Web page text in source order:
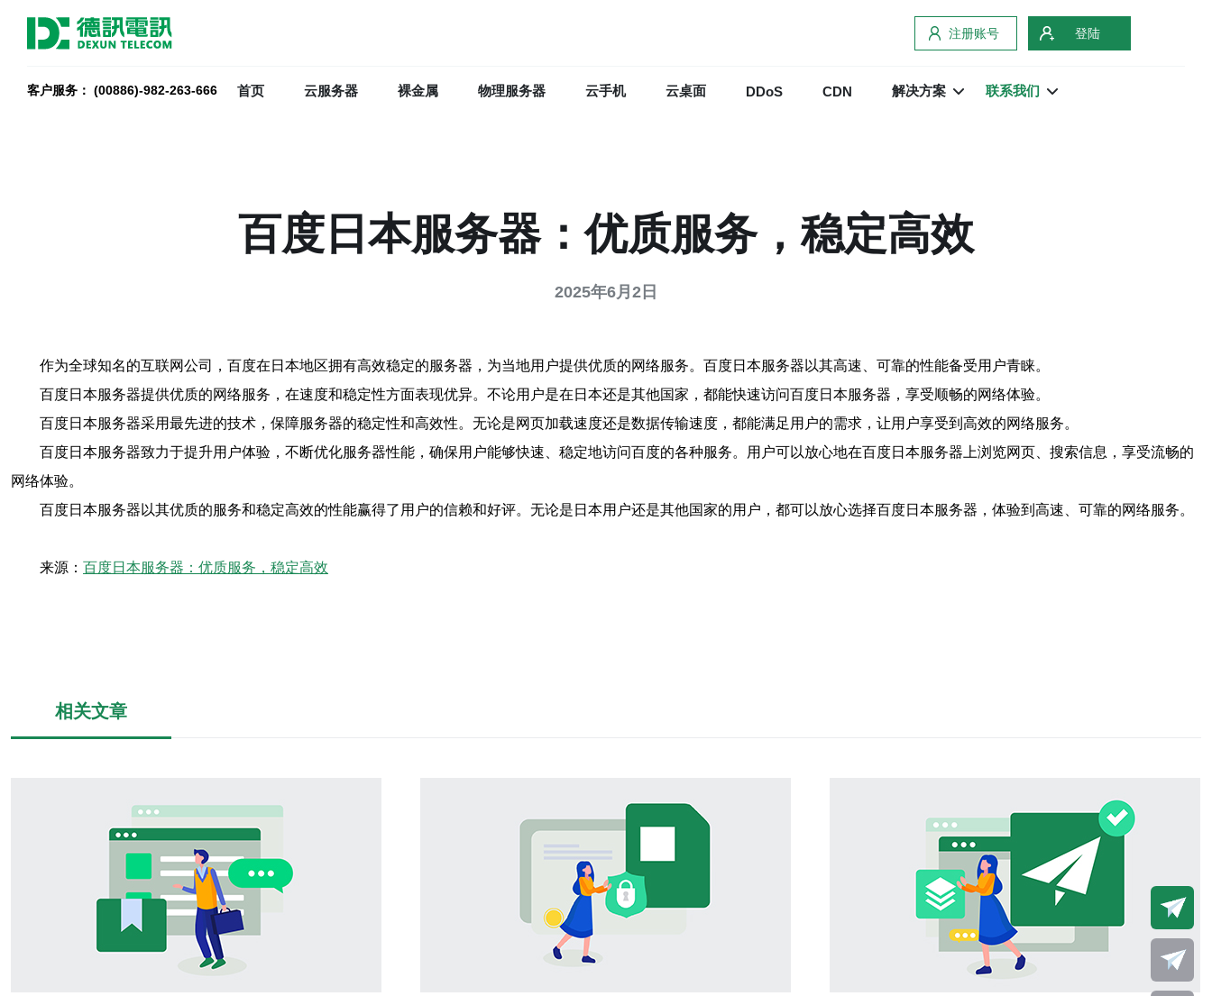
注册账号 登陆
客户服务： (00886)-982-263-666 首页 云服务器 裸金属 物理服务器 云手机 云桌面 DDoS CDN 解决方案 联系我们
百度日本服务器：优质服务，稳定高效
2025年6月2日
作为全球知名的互联网公司，百度在日本地区拥有高效稳定的服务器，为当地用户提供优质的网络服务。百度日本服务器以其高速、可靠的性能备受用户青睐。
百度日本服务器提供优质的网络服务，在速度和稳定性方面表现优异。不论用户是在日本还是其他国家，都能快速访问百度日本服务器，享受顺畅的网络体验。
百度日本服务器采用最先进的技术，保障服务器的稳定性和高效性。无论是网页加载速度还是数据传输速度，都能满足用户的需求，让用户享受到高效的网络服务。
百度日本服务器致力于提升用户体验，不断优化服务器性能，确保用户能够快速、稳定地访问百度的各种服务。用户可以放心地在百度日本服务器上浏览网页、搜索信息，享受流畅的
网络体验。
百度日本服务器以其优质的服务和稳定高效的性能赢得了用户的信赖和好评。无论是日本用户还是其他国家的用户，都可以放心选择百度日本服务器，体验到高速、可靠的网络服务。
来源： 百度日本服务器：优质服务，稳定高效
相关文章